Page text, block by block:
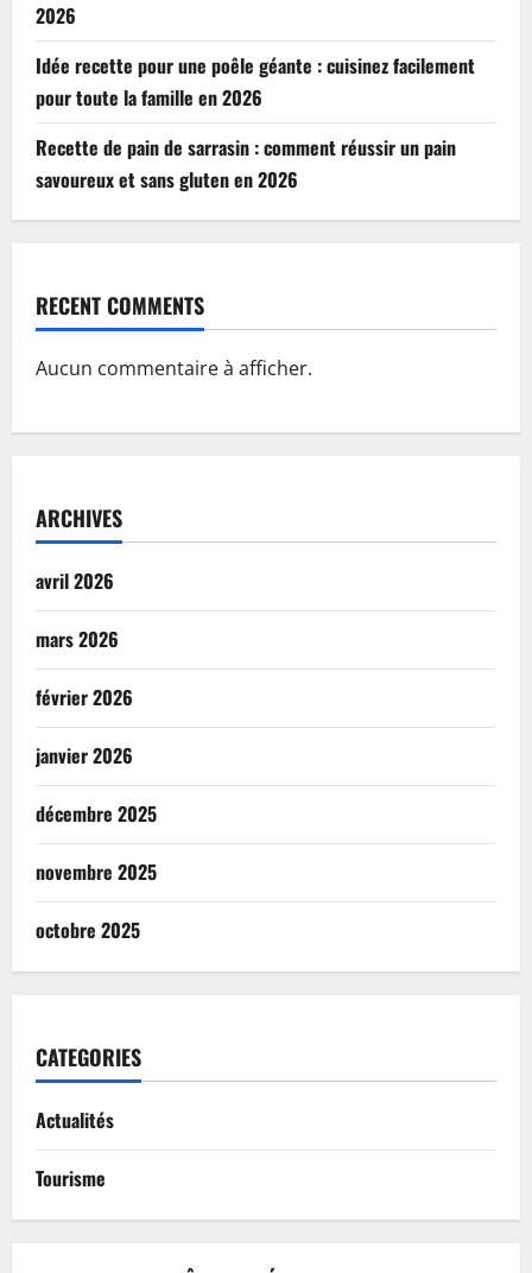
2026
Idée recette pour une poêle géante : cuisinez facilement
pour toute la famille en 2026
Recette de pain de sarrasin : comment réussir un pain
savoureux et sans gluten en 2026
RECENT COMMENTS
Aucun commentaire à afficher.
ARCHIVES
avril 2026
mars 2026
février 2026
janvier 2026
décembre 2025
novembre 2025
octobre 2025
CATEGORIES
Actualités
Tourisme